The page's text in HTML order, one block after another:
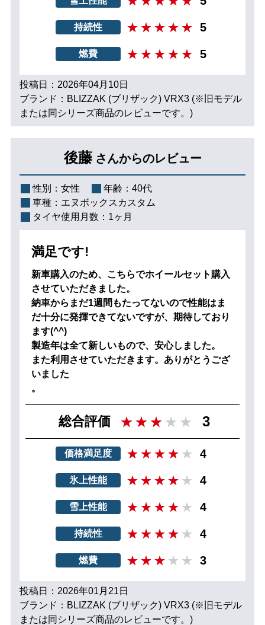
持続性 5
燃費 5
投稿日：2026年04月10日
ブランド：BLIZZAK (ブリザック) VRX3 (※旧モデル
または同シリーズ商品のレビューです。)
後藤 さんからのレビュー
性別： 女性 年齢： 40代
車種： エヌボックスカスタム
タイヤ使用月数： 1ヶ月
満足です!
新車購入のため、こちらでホイールセット購入
させていただきました。
納車からまだ1週間もたってないので性能はま
だ十分に発揮できてないですが、期待しており
ます(^^)
製造年は全て新しいもので、安心しました。
また利用させていただきます。ありがとうござ
いました
。
総合評価 3
価格満足度 4
氷上性能 4
雪上性能 4
持続性 4
燃費 3
投稿日：2026年01月21日
ブランド：BLIZZAK (ブリザック) VRX3 (※旧モデル
または同シリーズ商品のレビューです。)